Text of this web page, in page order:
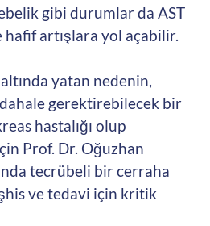
gibi durumlar da AST
artışlara yol açabilir.
yatan nedenin,
gerektirebilecek bir
hastalığı olup
Prof. Dr. Oğuzhan
tecrübeli bir cerraha
ve tedavi için kritik